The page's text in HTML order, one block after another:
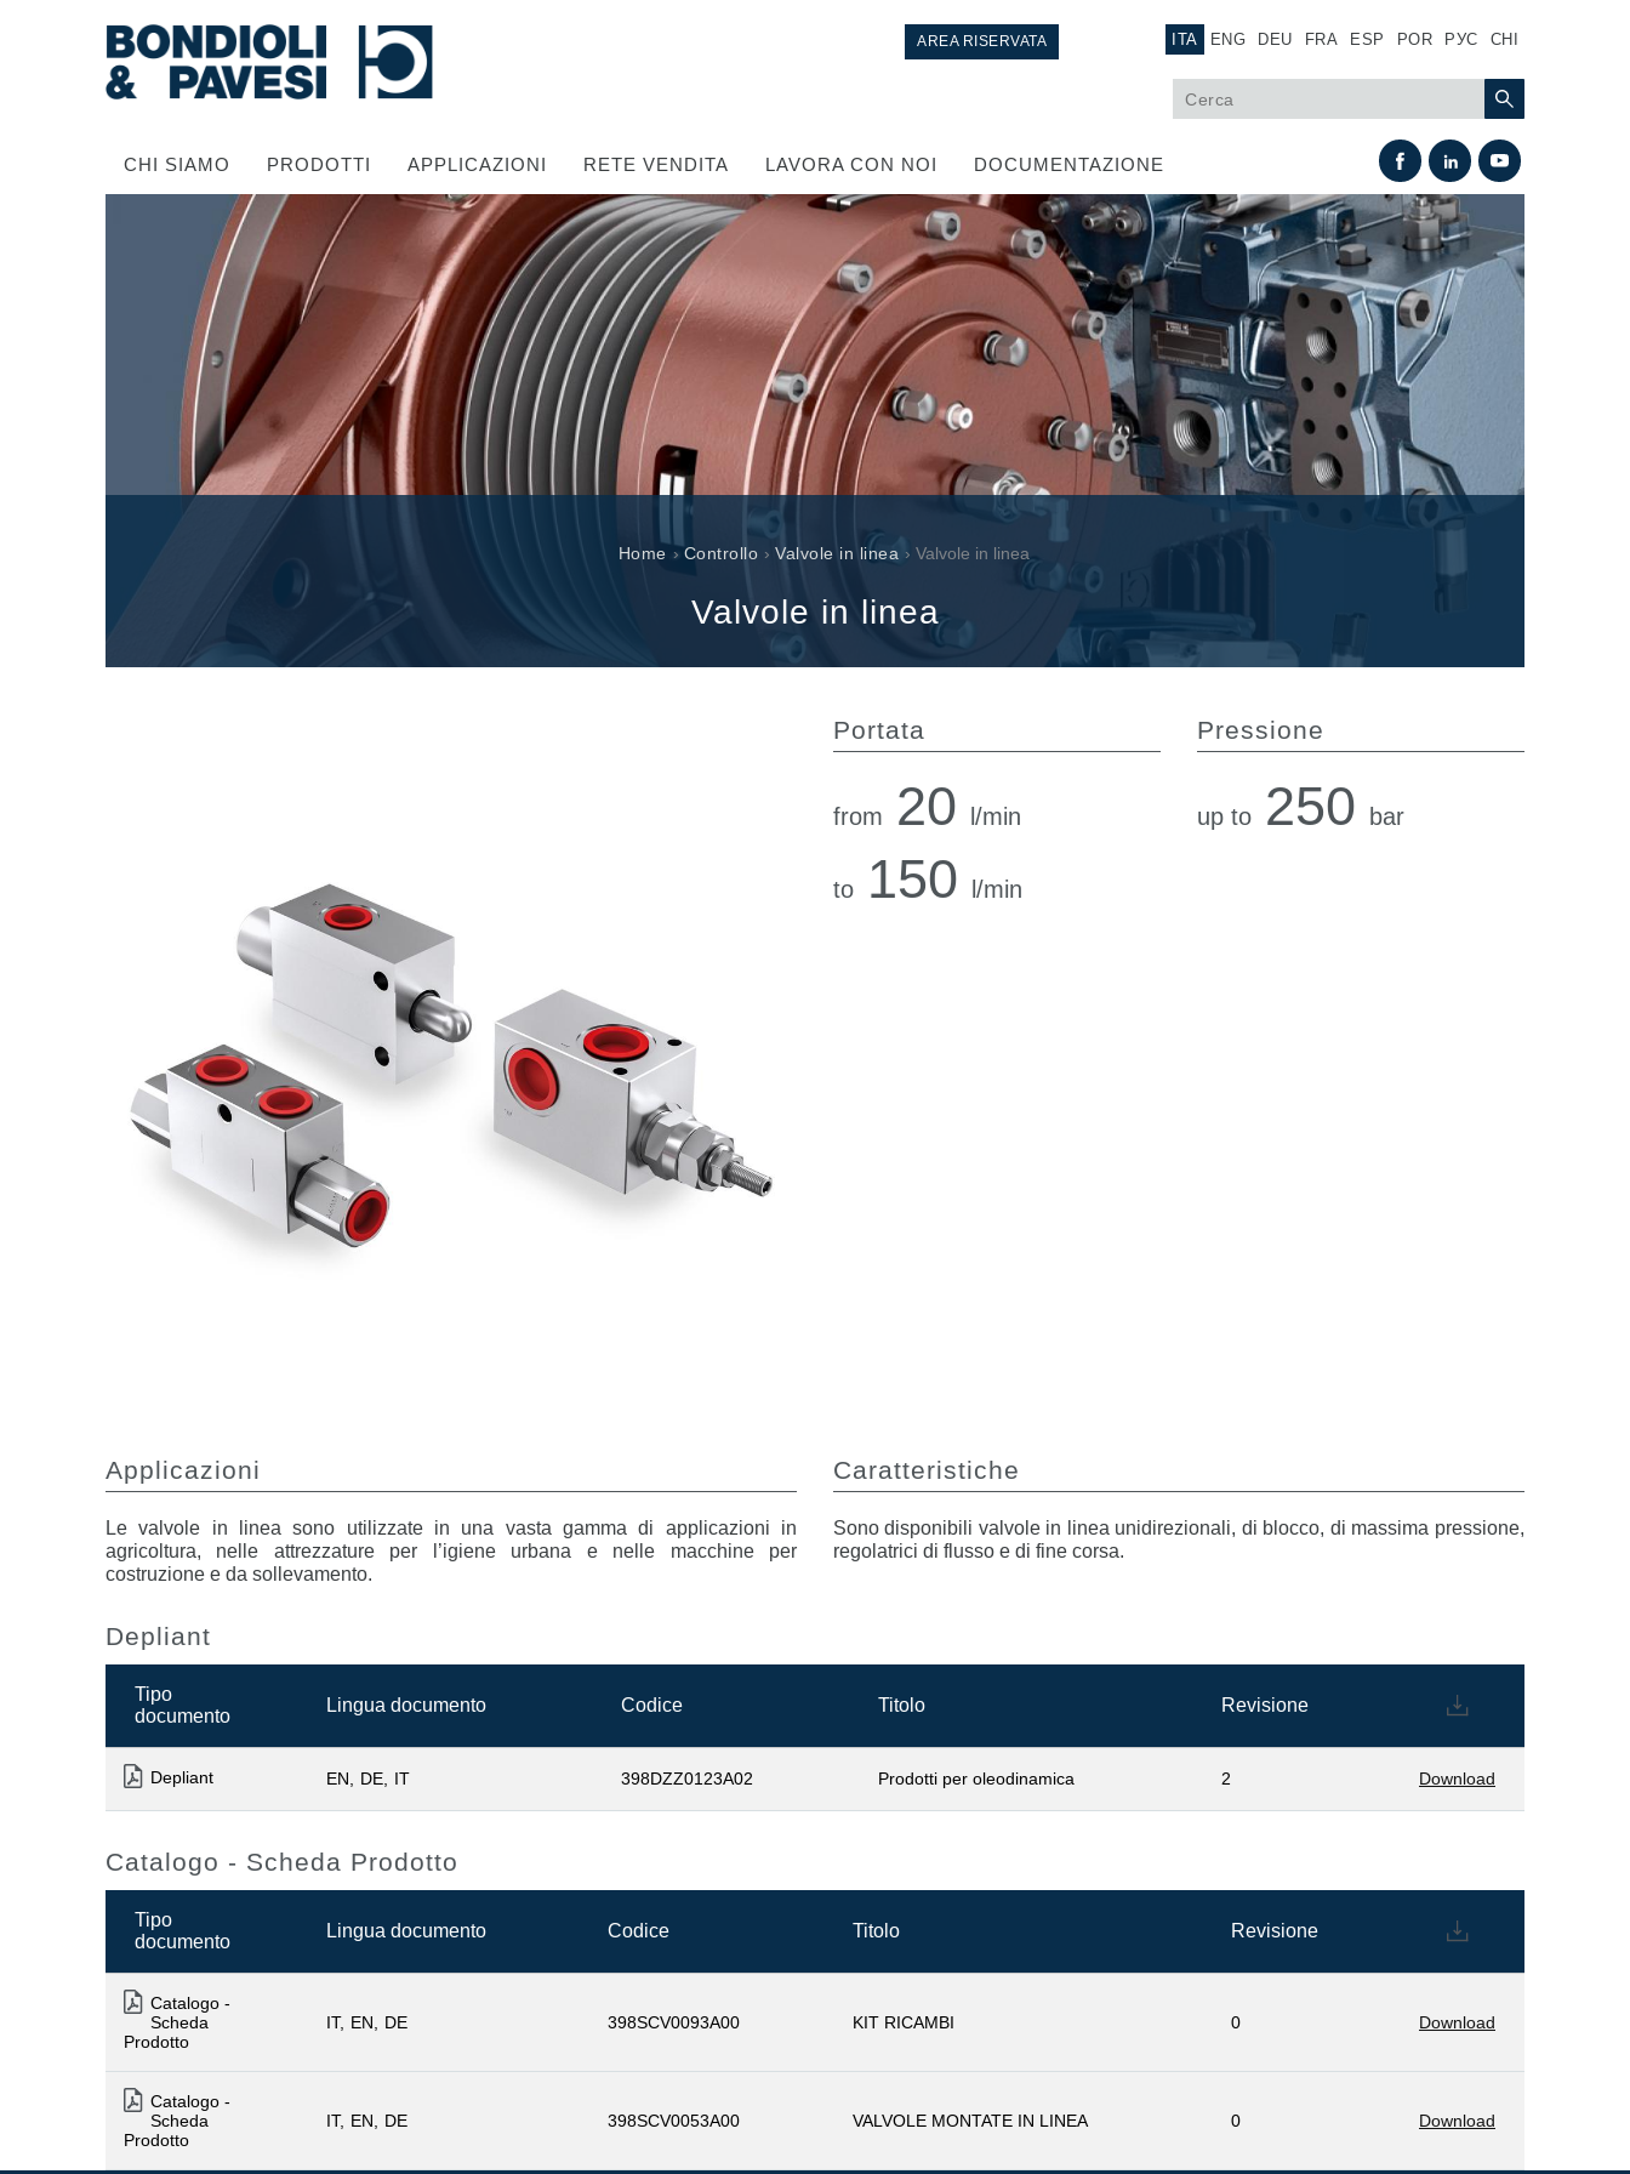
ITA ENG DEU FRA ESP POR РУС CHI
AREA RISERVATA
CHI SIAMO PRODOTTI APPLICAZIONI RETE VENDITA LAVORA CON NOI DOCUMENTAZIONE
Trasmissione di potenza
Alberi cardanici
Scatole ingranaggi Standard
Scatole ingranaggi prodotte per Bondioli & Pavesi
Scatole ingranaggi ad assi paralleli
Scatole ingranaggi Speciali
Scatole Pump Drive
Frizioni multidisco a comando idraulico
Controllo
Circuiti idraulici Integrati
Valvole a cartuccia
Servocomandi
Componenti Elettronici per Sistemi di Controllo
Scambio termico
Sistemi Fan Drive
Scambiatori di calore
Home › Controllo ›Valvole in linea › Valvole in linea
Valvole in linea
Portata
from 20 l/min
to 150 l/min
Pressione
up to 250 bar
Applicazioni
Le valvole in linea sono utilizzate in una vasta gamma di applicazioni in
agricoltura, nelle attrezzature per l’igiene urbana e nelle macchine per
costruzione e da sollevamento.
Caratteristiche
Sono disponibili valvole in linea unidirezionali, di blocco, di massima pressione,
regolatrici di flusso e di fine corsa.
Depliant
Tipo
documento
Lingua documento Codice Titolo Revisione
Depliant EN DE IT 398DZZ0123A02 Prodotti per oleodinamica 2 Download
Catalogo - Scheda Prodotto
Tipo
documento
Lingua documento Codice Titolo Revisione
Catalogo -
Scheda
Prodotto
IT EN DE 398SCV0093A00 KIT RICAMBI 0 Download
Catalogo -
Scheda
Prodotto
IT EN DE 398SCV0053A00 VALVOLE MONTATE IN LINEA 0 Download